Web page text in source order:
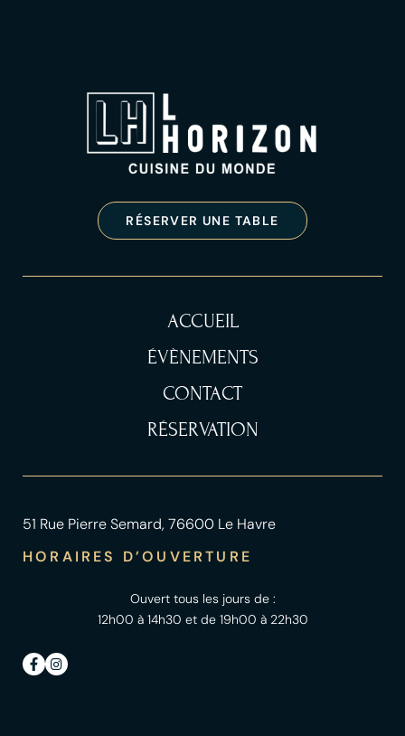
RÉSERVER UNE TABLE
ACCUEIL
ÉVÈNEMENTS
CONTACT
RÉSERVATION
51 Rue Pierre Semard, 76600 Le Havre
HORAIRES D’OUVERTURE
Ouvert tous les jours de :
12h00 à 14h30 et de 19h00 à 22h30